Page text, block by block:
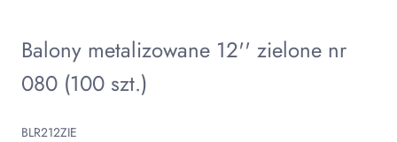
Balony metalizowane 12'' zielone nr
080 (100 szt.)
BLR212ZIE